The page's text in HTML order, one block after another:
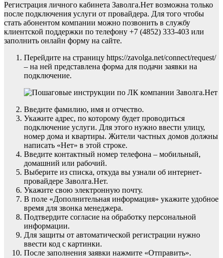
Регистрация личного кабинета Заволга.Нет возможна только
после подключения услуги от провайдера. Для того чтобы
стать абонентом компании можно позвонить в службу
клиентской поддержки по телефону +7 (4852) 333-403 или
заполнить онлайн форму на сайте.
Перейдите на страницу https://zavolga.net/connect/request/
– на ней представлена форма для подачи заявки на
подключение.
Введите фамилию, имя и отчество.
Укажите адрес, по которому будет проводиться
подключение услуги. Для этого нужно ввести улицу,
номер дома и квартиры. Жители частных домов должны
написать «Нет» в этой строке.
Введите контактный номер телефона – мобильный,
домашний или рабочий.
Выберите из списка, откуда вы узнали об интернет-
провайдере Заволга.Нет.
Укажите свою электронную почту.
В поле «Дополнительная информация» укажите удобное
время для звонка менеджера.
Подтвердите согласие на обработку персональной
информации.
Для защиты от автоматической регистрации нужно
ввести код с картинки.
После заполнения заявки нажмите «Отправить».